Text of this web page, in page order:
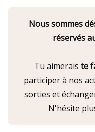
Nous sommes
réservés
Tu aimerais te
participer à nos
sorties et
N'hésite